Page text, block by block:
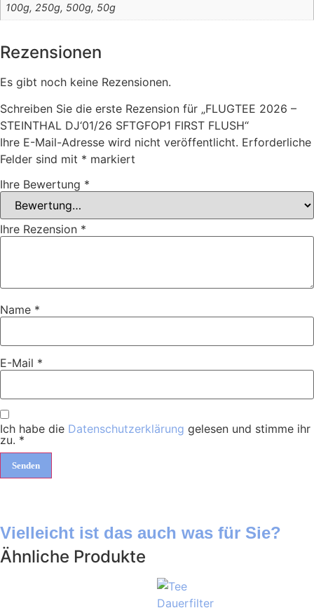
100g, 250g, 500g, 50g
Rezensionen
Es gibt noch keine Rezensionen.
Schreiben Sie die erste Rezension für „FLUGTEE 2026 –
STEINTHAL DJ‘01/26 SFTGFOP1 FIRST FLUSH“
Ihre E-Mail-Adresse wird nicht veröffentlicht. Erforderliche
Felder sind mit * markiert
Ihre Bewertung *
Ihre Rezension *
Name *
E-Mail *
Ich habe die Datenschutzerklärung gelesen und stimme ihr
zu. *
Vielleicht ist das auch was für Sie?
Ähnliche Produkte